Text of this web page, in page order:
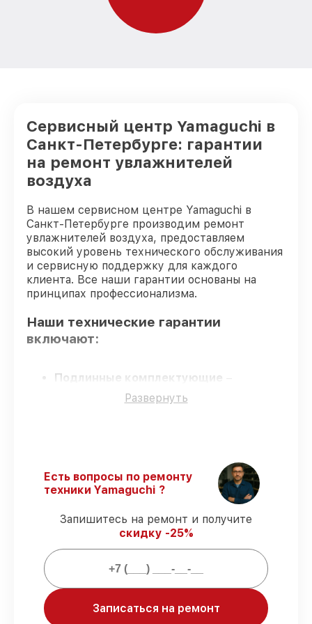
Сервисный центр Yamaguchi в
Санкт-Петербурге: гарантии
на ремонт увлажнителей
воздуха
В нашем сервисном центре Yamaguchi в
Санкт-Петербурге производим ремонт
увлажнителей воздуха, предоставляем
высокий уровень технического обслуживания
и сервисную поддержку для каждого
клиента. Все наши гарантии основаны на
принципах профессионализма.
Наши технические гарантии
включают:
Подлинные комплектующие
гарантируем только подлинные детали
для увлажнителей воздуха.
соблюдаем сроки, согласованные с
клиентом.
– починка
проводится с соблюдением гарантийных
обязательств.
Гарантии сервиса на починку
увлажнителей воздуха:
Развернуть
Есть вопросы по ремонту
техники Yamaguchi ?
Запишитесь на ремонт и получите
скидку -25%
Записаться на ремонт